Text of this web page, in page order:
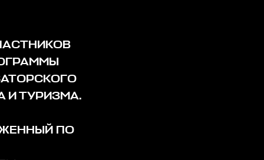
И ТУРИЗМА.
ПО